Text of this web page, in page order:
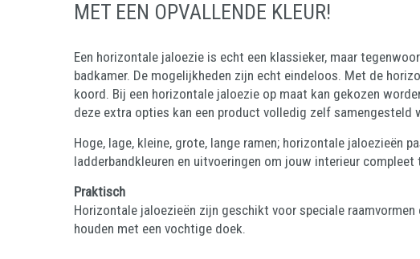
MET EEN OPVALLENDE KLEUR!
Een horizontale jaloezie is echt een klassieker, maar
badkamer. De mogelijkheden zijn echt eindeloos. Met de
koord. Bij een horizontale jaloezie op maat kan gekozen
deze extra opties kan een product volledig zelf samengesteld
Hoge, lage, kleine, grote, lange ramen; horizontale jaloezieën
ladderbandkleuren en uitvoeringen om jouw interieur
Praktisch
Horizontale jaloezieën zijn geschikt voor speciale
houden met een vochtige doek.